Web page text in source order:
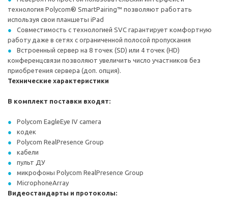
технология Polycom® SmartPairing™ позволяют работать
используя свои планшеты iPad
Совместимость с технологией SVC гарантирует комфортную
работу даже в сетях с ограниченной полосой пропускания
Встроенный сервер на 8 точек (SD) или 4 точек (HD)
конференцсвязи позволяют увеличить число участников без
приобретения сервера (доп. опция).
Технические характеристики
В комплект поставки входят:
Polycom EagleEye IV camera
кодек
Polycom RealPresence Group
кабели
пульт ДУ
микрофоны Polycom RealPresence Group
MicrophoneArray
Видеостандарты и протоколы: